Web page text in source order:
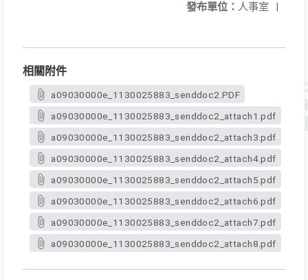
發布單位： 人事室 |
相關附件
a09030000e_1130025883_senddoc2.PDF
a09030000e_1130025883_senddoc2_attach1.pdf
a09030000e_1130025883_senddoc2_attach3.pdf
a09030000e_1130025883_senddoc2_attach4.pdf
a09030000e_1130025883_senddoc2_attach5.pdf
a09030000e_1130025883_senddoc2_attach6.pdf
a09030000e_1130025883_senddoc2_attach7.pdf
a09030000e_1130025883_senddoc2_attach8.pdf